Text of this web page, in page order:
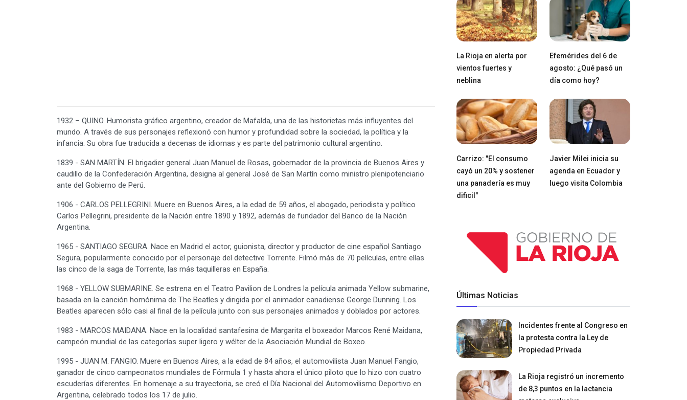
1932 – QUINO. Humorista gráfico argentino, creador de Mafalda, una de las historietas más influyentes del
mundo. A través de sus personajes reflexionó con humor y profundidad sobre la sociedad, la política y la
infancia. Su obra fue traducida a decenas de idiomas y es parte del patrimonio cultural argentino.
1839 - SAN MARTÍN. El brigadier general Juan Manuel de Rosas, gobernador de la provincia de Buenos Aires y
caudillo de la Confederación Argentina, designa al general José de San Martín como ministro plenipotenciario
ante del Gobierno de Perú.
1906 - CARLOS PELLEGRINI. Muere en Buenos Aires, a la edad de 59 años, el abogado, periodista y político
Carlos Pellegrini, presidente de la Nación entre 1890 y 1892, además de fundador del Banco de la Nación
Argentina.
1965 - SANTIAGO SEGURA. Nace en Madrid el actor, guionista, director y productor de cine español Santiago
Segura, popularmente conocido por el personaje del detective Torrente. Filmó más de 70 películas, entre ellas
las cinco de la saga de Torrente, las más taquilleras en España.
1968 - YELLOW SUBMARINE. Se estrena en el Teatro Pavilion de Londres la película animada Yellow submarine,
basada en la canción homónima de The Beatles y dirigida por el animador canadiense George Dunning. Los
Beatles aparecen sólo casi al final de la película junto con sus personajes animados y doblados por actores.
1983 - MARCOS MAIDANA. Nace en la localidad santafesina de Margarita el boxeador Marcos René Maidana,
campeón mundial de las categorías super ligero y wélter de la Asociación Mundial de Boxeo.
1995 - JUAN M. FANGIO. Muere en Buenos Aires, a la edad de 84 años, el automovilista Juan Manuel Fangio,
ganador de cinco campeonatos mundiales de Fórmula 1 y hasta ahora el único piloto que lo hizo con cuatro
escuderías diferentes. En homenaje a su trayectoria, se creó el Día Nacional del Automovilismo Deportivo en
Argentina, celebrado todos los 17 de julio.
La Rioja en alerta por
vientos fuertes y
neblina
Efemérides del 6 de
agosto: ¿Qué pasó un
día como hoy?
Carrizo: "El consumo
cayó un 20% y sostener
una panadería es muy
dificil"
Javier Milei inicia su
agenda en Ecuador y
luego visita Colombia
Últimas Noticias
Incidentes frente al Congreso en
la protesta contra la Ley de
Propiedad Privada
La Rioja registró un incremento
de 8,3 puntos en la lactancia